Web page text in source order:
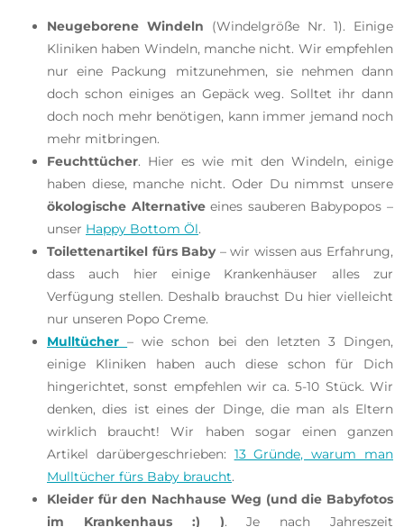
Neugeborene Windeln (Windelgröße Nr. 1). Einige
Kliniken haben Windeln, manche nicht. Wir empfehlen
nur eine Packung mitzunehmen, sie nehmen dann
doch schon einiges an Gepäck weg. Solltet ihr dann
doch noch mehr benötigen, kann immer jemand noch
mehr mitbringen.
Feuchttücher. Hier es wie mit den Windeln, einige
haben diese, manche nicht. Oder Du nimmst unsere
ökologische Alternativeeines sauberen Babypopos –
unser Happy Bottom Öl.
Toilettenartikel fürs Baby– wir wissen aus Erfahrung,
dass auch hier einige Krankenhäuser alles zur
Verfügung stellen. Deshalb brauchst Du hier vielleicht
nur unseren Popo Creme.
Mulltücher – wie schon bei den letzten 3 Dingen,
einige Kliniken haben auch diese schon für Dich
hingerichtet, sonst empfehlen wir ca. 5-10 Stück. Wir
denken, dies ist eines der Dinge, die man als Eltern
wirklich braucht! Wir haben sogar einen ganzen
Artikel darübergeschrieben: 13 Gründe, warum man
Mulltücher fürs Baby braucht.
Kleider für den Nachhause Weg (und die Babyfotos
im Krankenhaus :) ). Je nach Jahreszeit